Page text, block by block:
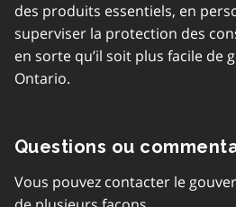
des produits essentiels, en
superviser la protection des
en sorte qu’il soit plus facile de
Ontario.
Questions ou
Vous pouvez contacter le